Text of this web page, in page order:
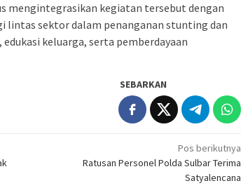
mengintegrasikan kegiatan tersebut dengan
lintas sektor dalam penanganan stunting dan
keluarga, serta pemberdayaan
SEBARKAN
Pos berikutnya
Ratusan Personel Polda Sulbar Terima
Satyalencana